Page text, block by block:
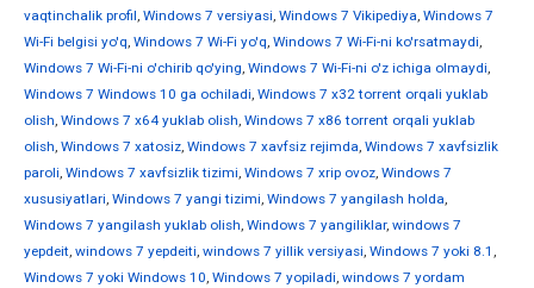
vaqtinchalik profil, Windows 7 versiyasi, Windows 7 Vikipediya, Windows 7
Wi-Fi belgisi yo'q, Windows 7 Wi-Fi yo'q, Windows 7 Wi-Fi-ni ko'rsatmaydi,
Windows 7 Wi-Fi-ni o'chirib qo'ying, Windows 7 Wi-Fi-ni o'z ichiga olmaydi,
Windows 7 Windows 10 ga ochiladi, Windows 7 x32 torrent orqali yuklab
olish, Windows 7 x64 yuklab olish, Windows 7 x86 torrent orqali yuklab
olish, Windows 7 xatosiz, Windows 7 xavfsiz rejimda, Windows 7 xavfsizlik
paroli, Windows 7 xavfsizlik tizimi, Windows 7 xrip ovoz, Windows 7
xususiyatlari, Windows 7 yangi tizimi, Windows 7 yangilash holda,
Windows 7 yangilash yuklab olish, Windows 7 yangiliklar, windows 7
yepdeit, windows 7 yepdeiti, windows 7 yillik versiyasi, Windows 7 yoki 8.1 ,
Windows 7 yoki Windows 10, Windows 7 yopiladi, windows 7 yordam